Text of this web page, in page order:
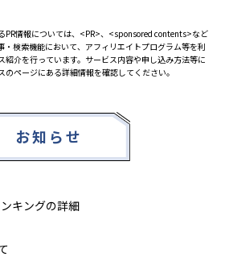
PR情報については、<PR>、<sponsored contents>など
・検索機能において、アフィリエイトプログラム等を利
紹介を行っています。サービス内容や申し込み方法等に
ページにある詳細情報を確認してください。
お知らせ
キングの詳細